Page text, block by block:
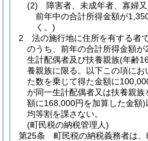
(2)
障害者、未成年者、寡婦
前年中の合計所得金額が
く。)
2
法の施行地に住所を有する者
のうち、前年の合計所得金額
生計配偶者及び扶養親族(年齢
養親族に限る。以下この項にお
た数を乗じて得た金額に
が同一生計配偶者又は扶養親
額に168,000円を加算した金額)
均等割を課さない。
(町民税の納税管理人)
第25条
町民税の納税義務者は